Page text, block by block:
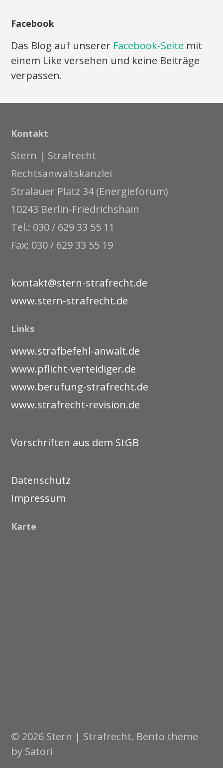
Facebook
Das Blog auf unserer Facebook-Seite mit
einem Like versehen und keine Beiträge
verpassen.
Kontakt
Stern | Strafrecht
Rechtsanwaltskanzlei
Stralauer Platz 34 (Energieforum)
10243 Berlin-Friedrichshain
Tel.: 030 / 629 33 55 11
Fax: 030 / 629 33 55 19
kontakt@stern-strafrecht.de
www.stern-strafrecht.de
Links
www.strafbefehl-anwalt.de
www.pflicht-verteidiger.de
www.berufung-strafrecht.de
www.strafrecht-revision.de
Vorschriften aus dem StGB
Datenschutz
Impressum
Karte
© 2026 Stern | Strafrecht. Bento theme
by Satori